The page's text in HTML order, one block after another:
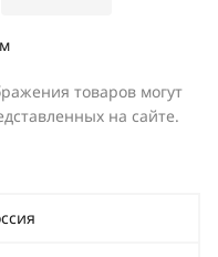
товаров могут
на сайте.